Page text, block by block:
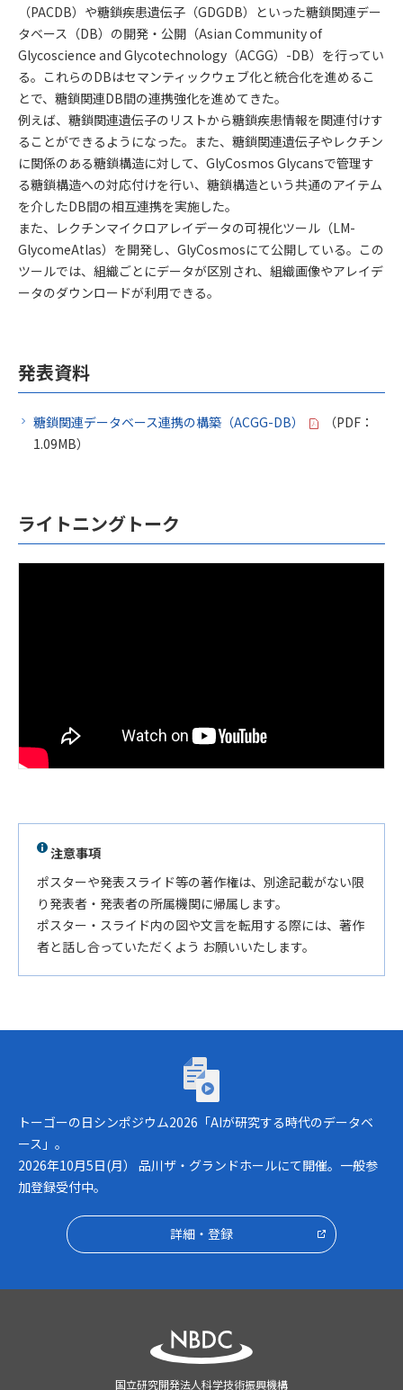
（PACDB）や糖鎖疾患遺伝子（GDGDB）といった糖鎖関連デー
タベース（DB）の開発・公開（Asian Community of
Glycoscience and Glycotechnology（ACGG）-DB）を行ってい
る。これらのDBはセマンティックウェブ化と統合化を進めるこ
とで、糖鎖関連DB間の連携強化を進めてきた。
例えば、糖鎖関連遺伝子のリストから糖鎖疾患情報を関連付けす
ることができるようになった。また、糖鎖関連遺伝子やレクチン
に関係のある糖鎖構造に対して、GlyCosmos Glycansで管理す
る糖鎖構造への対応付けを行い、糖鎖構造という共通のアイテム
を介したDB間の相互連携を実施した。
また、レクチンマイクロアレイデータの可視化ツール（LM-
GlycomeAtlas）を開発し、GlyCosmosにて公開している。この
ツールでは、組織ごとにデータが区別され、組織画像やアレイデ
ータのダウンロードが利用できる。
発表資料
糖鎖関連データベース連携の構築（ACGG-DB）
（PDF：
1.09MB）
ライトニングトーク
注意事項
ポスターや発表スライド等の著作権は、別途記載がない限
り発表者・発表者の所属機関に帰属します。
ポスター・スライド内の図や文言を転用する際には、著作
者と話し合っていただくよう お願いいたします。
トーゴーの日シンポジウム2026「AIが研究
トーゴーの日シンポジウム2026「AIが研究する時代のデータベ
ース」。
2026年10月5日(月） 品川ザ・グランドホールにて開催。一般参
加登録受付中。
詳細・登録
国立研究開発法人科学技術振興機構